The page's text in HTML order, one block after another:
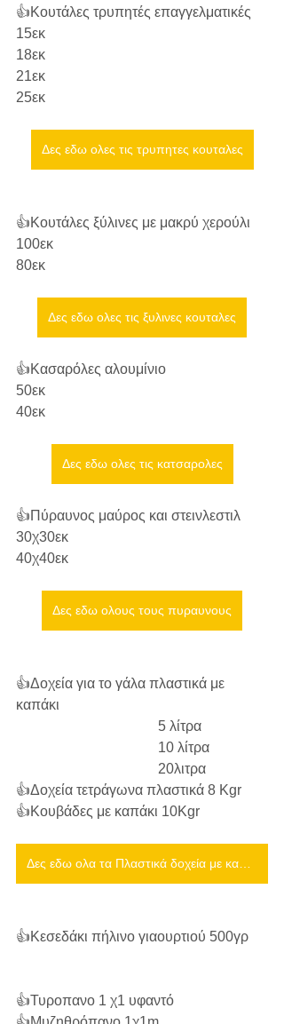
👍Κουτάλες τρυπητές επαγγελματικές
15εκ
18εκ
21εκ
25εκ
Δες εδω ολες τις τρυπητες κουταλες
👍Κουτάλες ξύλινες με μακρύ χερούλι
100εκ
80εκ
Δες εδω ολες τις ξυλινες κουταλες
👍Κασαρόλες αλουμίνιο
50εκ
40εκ
Δες εδω ολες τις κατσαρολες
👍Πύραυνος μαύρος και στεινλεστιλ
30χ30εκ
40χ40εκ
Δες εδω ολους τους πυραυνους
👍Δοχεία για το γάλα πλαστικά με
καπάκι
				5 λίτρα
				10 λίτρα
				20λιτρα
👍Δοχεία τετράγωνα πλαστικά 8 Kgr
👍Κουβάδες με καπάκι 10Kgr
Δες εδω ολα τα Πλαστικά δοχεία με καπάκι
👍Κεσεδάκι πήλινο γιαουρτιού 500γρ
👍Τυροπανο 1 χ1 υφαντό